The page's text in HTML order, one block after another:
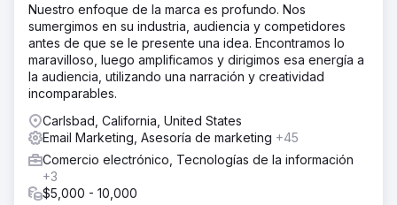
La solución
Lead Magnet: Creé un lead magnet convincente.
Campañas de goteo: implementamos campañas de goteo
específicas para atraer y retener clientes. Sitio web CRO:
desarrolló un sitio web centrado en el usuario. Desarrollo
de software personalizado: Desarrollé software
personalizado de misión crítica para agilizar y mejorar las
operaciones.
El resultado
- Logré un crecimiento sustancial de los ingresos,
aumentando los ingresos anuales de $ 10 millones a $ 100
Nuestro enfoque de la marca es profundo. Nos
sumergimos en su industria, audiencia y competidores
antes de que se le presente una idea. Encontramos lo
maravilloso, luego amplificamos y dirigimos esa energía a
la audiencia, utilizando una narración y creatividad
incomparables.
Carlsbad, California, United States
Email Marketing, Asesoría de marketing +45
Comercio electrónico, Tecnologías de la información
+3
$5,000 - 10,000